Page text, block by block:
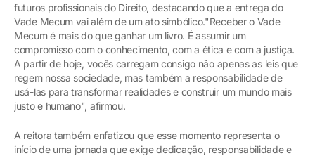
futuros profissionais do Direito, destacando que a entrega do
Vade Mecum vai além de um ato simbólico."Receber o Vade
Mecum é mais do que ganhar um livro. É assumir um
compromisso com o conhecimento, com a ética e com a justiça.
A partir de hoje, vocês carregam consigo não apenas as leis que
regem nossa sociedade, mas também a responsabilidade de
usá-las para transformar realidades e construir um mundo mais
justo e humano", afirmou.
A reitora também enfatizou que esse momento representa o
início de uma jornada que exige dedicação, responsabilidade e